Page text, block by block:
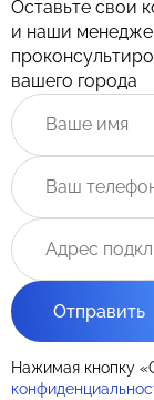
Оставьте свои
и наши
вашего города
Отправить
Нажимая кнопку